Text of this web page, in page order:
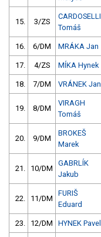
15. 3/ZS
CARDOSELLI
Tomáš
16. 6/DM MRÁKA Jan
17. 4/ZS MÍKA Hynek
18. 7/DM VRÁNEK Jan
19. 8/DM
VIRAGH
Tomáš
20. 9/DM
BROKEŠ
Marek
21. 10/DM
GABRLÍK
Jakub
22. 11/DM
FURIŠ
Eduard
23. 12/DM HYNEK Pavel